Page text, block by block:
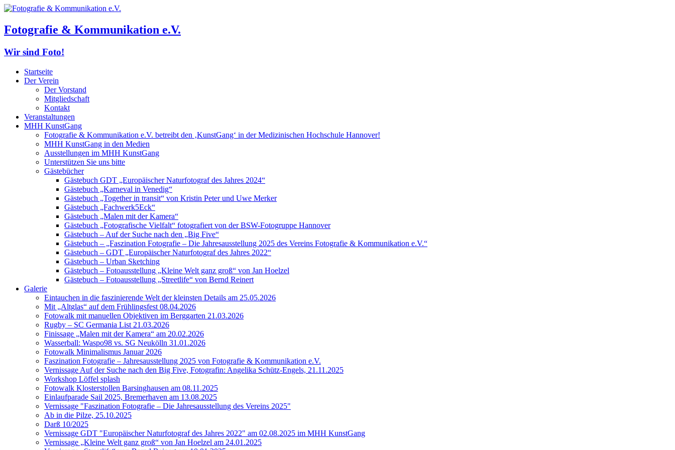
Fotografie & Kommunikation e.V.
Wir sind Foto!
Startseite
Der Verein
Der Vorstand
Mitgliedschaft
Kontakt
Veranstaltungen
MHH KunstGang
Fotografie & Kommunikation e.V. betreibt den ‚KunstGang‘ in der Medizinischen Hochschule Hannover!
MHH KunstGang in den Medien
Ausstellungen im MHH KunstGang
Unterstützen Sie uns bitte
Gästebücher
Gästebuch GDT „Europäischer Naturfotograf des Jahres 2024“
Gästebuch „Karneval in Venedig“
Gästebuch „Together in transit“ von Kristin Peter und Uwe Merker
Gästebuch „Fachwerk5Eck“
Gästebuch „Malen mit der Kamera“
Gästebuch „Fotografische Vielfalt“ fotografiert von der BSW-Fotogruppe Hannover
Gästebuch – Auf der Suche nach den „Big Five“
Gästebuch – „Faszination Fotografie – Die Jahresausstellung 2025 des Vereins Fotografie & Kommunikation e.V.“
Gästebuch – GDT „Europäischer Naturfotograf des Jahres 2022“
Gästebuch – Urban Sketching
Gästebuch – Fotoausstellung „Kleine Welt ganz groß“ von Jan Hoelzel
Gästebuch – Fotoausstellung „Streetlife“ von Bernd Reinert
Galerie
Eintauchen in die faszinierende Welt der kleinsten Details am 25.05.2026
Mit „Altglas“ auf dem Frühlingsfest 08.04.2026
Fotowalk mit manuellen Objektiven im Berggarten 21.03.2026
Rugby – SC Germania List 21.03.2026
Finissage „Malen mit der Kamera“ am 20.02.2026
Wasserball: Waspo98 vs. SG Neukölln 31.01.2026
Fotowalk Minimalismus Januar 2026
Faszination Fotografie – Jahresausstellung 2025 von Fotografie & Kommunikation e.V.
Vernissage Auf der Suche nach den Big Five, Fotografin: Angelika Schütz-Engels, 21.11.2025
Workshop Löffel splash
Fotowalk Klosterstollen Barsinghausen am 08.11.2025
Einlaufparade Sail 2025, Bremerhaven am 13.08.2025
Vernissage "Faszination Fotografie – Die Jahresausstellung des Vereins 2025"
Ab in die Pilze, 25.10.2025
Darß 10/2025
Vernissage GDT "Europäischer Naturfotograf des Jahres 2022" am 02.08.2025 im MHH KunstGang
Vernissage „Kleine Welt ganz groß“ von Jan Hoelzel am 24.01.2025